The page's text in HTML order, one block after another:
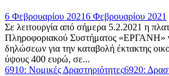
6 Φεβρουαρίου 20216 Φεβρουαρίου 2021
Σε λειτουργία από σήμερα 5.2.2021 η
Πληροφοριακού Συστήματος «ΕΡΓΑΝΗ»
δηλώσεων για την καταβολή έκτακτης
ύψους 400 ευρώ, σε...
6910: Νομικές Δραστηριότητες6920: